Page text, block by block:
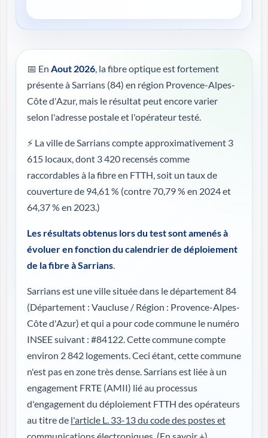
📅 En Aout 2026, la fibre optique est fortement
présente à Sarrians (84) en région Provence-Alpes-
Côte d'Azur, mais le résultat peut encore varier
selon l'adresse postale et l'opérateur testé.
⚡ La ville de Sarrians compte approximativement 3
615 locaux, dont 3 420 recensés comme
raccordables à la fibre en FTTH, soit un taux de
couverture de 94,61 % (contre 70,79 % en 2024 et
64,37 % en 2023.)
Les résultats obtenus lors du test sont amenés à
évoluer en fonction du calendrier de déploiement
de la fibre à Sarrians.
Sarrians est une ville située dans le département 84
(Département : Vaucluse / Région : Provence-Alpes-
Côte d'Azur) et qui a pour code commune le numéro
INSEE suivant : #84122. Cette commune compte
environ 2 842 logements. Ceci étant, cette commune
n'est pas en zone très dense. Sarrians est liée à un
engagement FRTE (AMII) lié au processus
d'engagement du déploiement FTTH des opérateurs
au titre de l'article L. 33-13 du code des postes et